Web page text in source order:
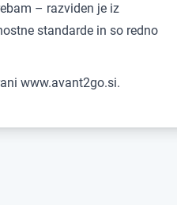
– razviden je iz
standarde in so redno
www.avant2go.si.